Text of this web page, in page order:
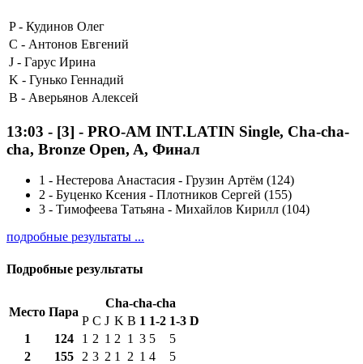
P - Кудинов Олег
C - Антонов Евгений
J - Гарус Ирина
K - Гунько Геннадий
B - Аверьянов Алексей
13:03 - [3] - PRO-AM INT.LATIN Single, Cha-cha-
cha, Bronze Open, A, Финал
1 - Нестерова Анастасия - Грузин Артём (124)
2 - Буценко Ксения - Плотников Сергей (155)
3 - Тимофеева Татьяна - Михайлов Кирилл (104)
подробные результаты ...
Подробные результаты
Место Пара
Cha-cha-cha
P C J K B 1 1-2 1-3 D
1
124 1 2 1 2 1 3 5
5
2
155 2 3 2 1 2 1 4
5